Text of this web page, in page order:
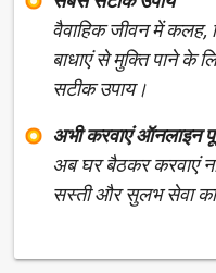
वैवाहिक जीवन में कलह,
बाधाएं से मुक्ति पाने के
सटीक उपाय।
अभी करवाएं ऑनलाइन
अब घर बैठकर करवाएं
सस्ती और सुलभ सेवा